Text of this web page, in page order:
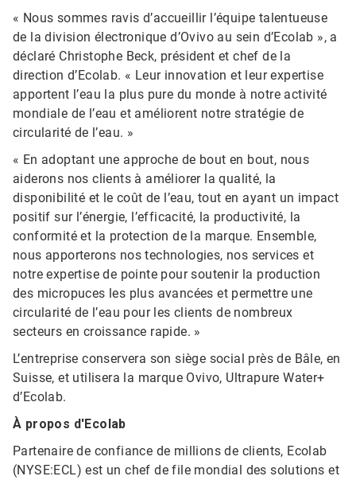
« Nous sommes ravis d’accueillir l’équipe talentueuse
de la division électronique d’Ovivo au sein d’Ecolab », a
déclaré Christophe Beck, président et chef de la
direction d’Ecolab. « Leur innovation et leur expertise
apportent l’eau la plus pure du monde à notre activité
mondiale de l’eau et améliorent notre stratégie de
circularité de l’eau. »
« En adoptant une approche de bout en bout, nous
aiderons nos clients à améliorer la qualité, la
disponibilité et le coût de l’eau, tout en ayant un impact
positif sur l’énergie, l’efficacité, la productivité, la
conformité et la protection de la marque. Ensemble,
nous apporterons nos technologies, nos services et
notre expertise de pointe pour soutenir la production
des micropuces les plus avancées et permettre une
circularité de l’eau pour les clients de nombreux
secteurs en croissance rapide. »
L’entreprise conservera son siège social près de Bâle, en
Suisse, et utilisera la marque Ovivo, Ultrapure Water+
d’Ecolab.
À propos d'Ecolab
Partenaire de confiance de millions de clients, Ecolab
(NYSE:ECL) est un chef de file mondial des solutions et